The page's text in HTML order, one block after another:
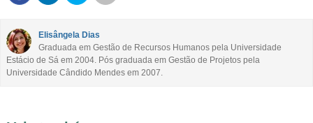
Este conteúdo contém informação incorreta
Este conteúdo não tem a informação que procuro
Outro
Elisângela Dias
Graduada em Gestão de Recursos Humanos pela Universidade
Estácio de Sá em 2004. Pós graduada em Gestão de Projetos pela
Universidade Cândido Mendes em 2007.